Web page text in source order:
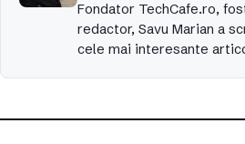
Fondator TechCafe.ro,
redactor, Savu Marian a
cele mai interesante